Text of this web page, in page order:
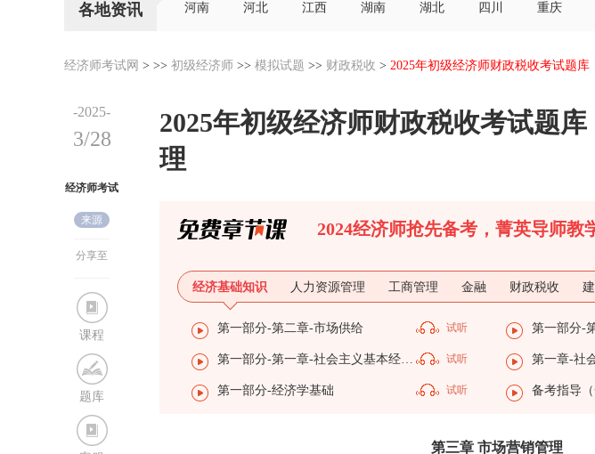
各地资讯
河南
河北 江西 湖南 湖北 四川 重庆
经济师考试网 > >> 初级经济师 >> 模拟试题 >> 财政税收 > 2025年初级经济师财政税收考试题
-2025-
3/28
经济师考试
网
来源
分享至
课程
题库
2025年初级经济师财政税收考试题
理
2024经济师抢先备考，菁英导师教
经济基础知识 人力资源管理 工商管理 金融 财政税收
第一部分-第二章-市场供给 试听 第一部分-
第一部分-第一章-社会主义基本经济制度 试听 第一章-社
第一部分-经济学基础 试听 备考指导（
第三章 市场营销管理